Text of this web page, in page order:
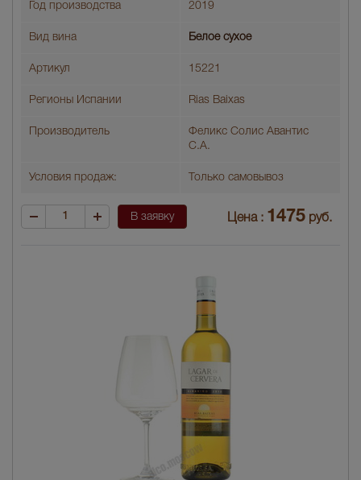
Год производства 2019
Вид вина Белое сухое
Артикул 15221
Регионы Испании Rias Baixas
Производитель
Феликс Солис Авантис
С.А.
Условия продаж: Только самовывоз
В заявку Цена : 1475 руб.